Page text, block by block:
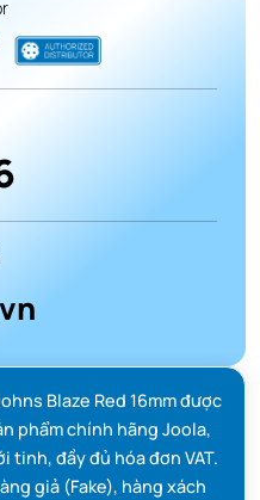
Blaze Red 16mm được
phẩm chính hãng Joola,
tinh, đầy đủ hóa đơn VAT.
giả (Fake), hàng xách